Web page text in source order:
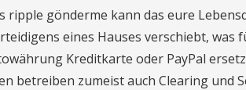
ripple gönderme kann das eure
eines Hauses verschiebt,
Kreditkarte oder PayPal
betreiben zumeist auch Clearing und